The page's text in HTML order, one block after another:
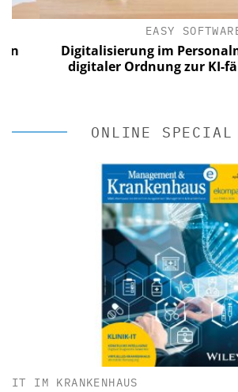
EASY SOFTWARE
Digitalisierung im
digitaler Ordnung zur KI-
ONLINE
IT IM KRANKENHAUS